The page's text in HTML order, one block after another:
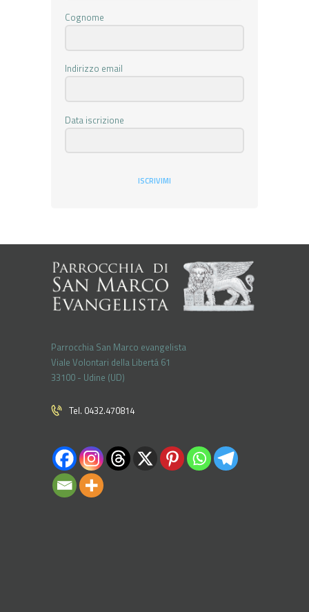
Cognome
Indirizzo email
Data iscrizione
ISCRIVIMI
Parrocchia San Marco evangelista
Viale Volontari della Libertá 61
33100 - Udine (UD)
Tel. 0432.470814